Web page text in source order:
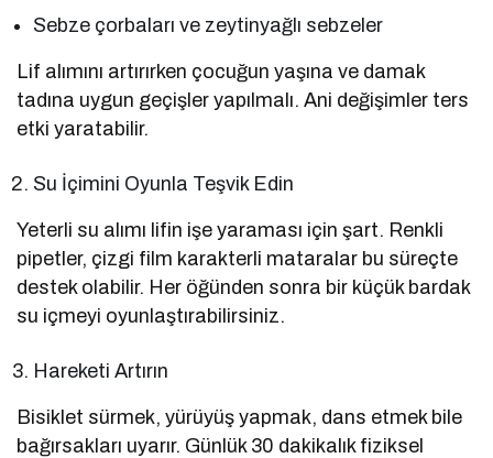
Sebze çorbaları ve zeytinyağlı sebzeler
Lif alımını artırırken çocuğun yaşına ve damak
tadına uygun geçişler yapılmalı. Ani değişimler ters
etki yaratabilir.
Su İçimini Oyunla Teşvik Edin
Yeterli su alımı lifin işe yaraması için şart. Renkli
pipetler, çizgi film karakterli mataralar bu süreçte
destek olabilir. Her öğünden sonra bir küçük bardak
su içmeyi oyunlaştırabilirsiniz.
Hareketi Artırın
Bisiklet sürmek, yürüyüş yapmak, dans etmek bile
bağırsakları uyarır. Günlük 30 dakikalık fiziksel